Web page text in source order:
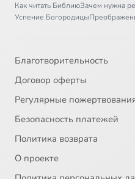
Как читать БиблиюЗачем нужна
Успение Богородицы
Благотворительность
Договор оферты
Регулярные
Безопасность платежей
Политика возврата
О проекте